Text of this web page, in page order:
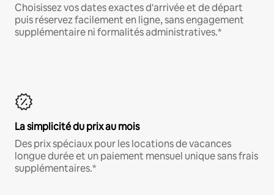
Choisissez vos dates exactes d'arrivée et de départ
puis réservez facilement en ligne, sans engagement
supplémentaire ni formalités administratives.*
La simplicité du prix au mois
Des prix spéciaux pour les locations de vacances
longue durée et un paiement mensuel unique sans frais
supplémentaires.*